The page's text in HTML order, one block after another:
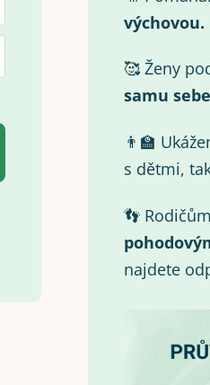
výchovou.
🥰 Ženy
samu sebe
👨‍🏫
s dětmi,
👣 Rodičům
najdete